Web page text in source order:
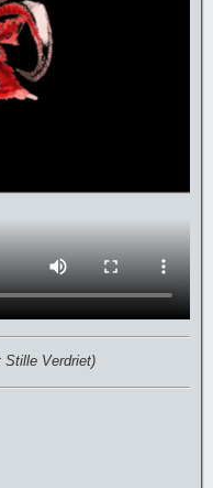
Verdriet)